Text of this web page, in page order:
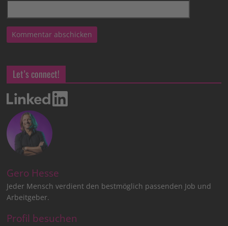
Let’s connect!
Gero Hesse
Jeder Mensch verdient den bestmöglich passenden Job und
Arbeitgeber.
Profil besuchen